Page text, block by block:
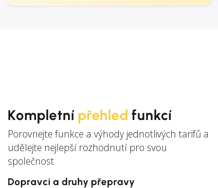
Kompletní přehled funkcí
Porovnejte funkce a výhody jednotlivých tarifů a
udělejte nejlepší rozhodnutí pro svou
společnost
Dopravci a druhy přepravy